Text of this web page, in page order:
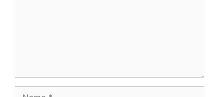
Name